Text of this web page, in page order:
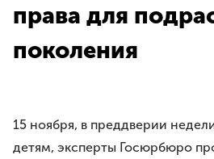
ЧЛЕНСТВО В АЮР
Права и обязанности
Членские взносы
права для
поколения
15 ноября, в преддверии
детям, эксперты Госюрбюро